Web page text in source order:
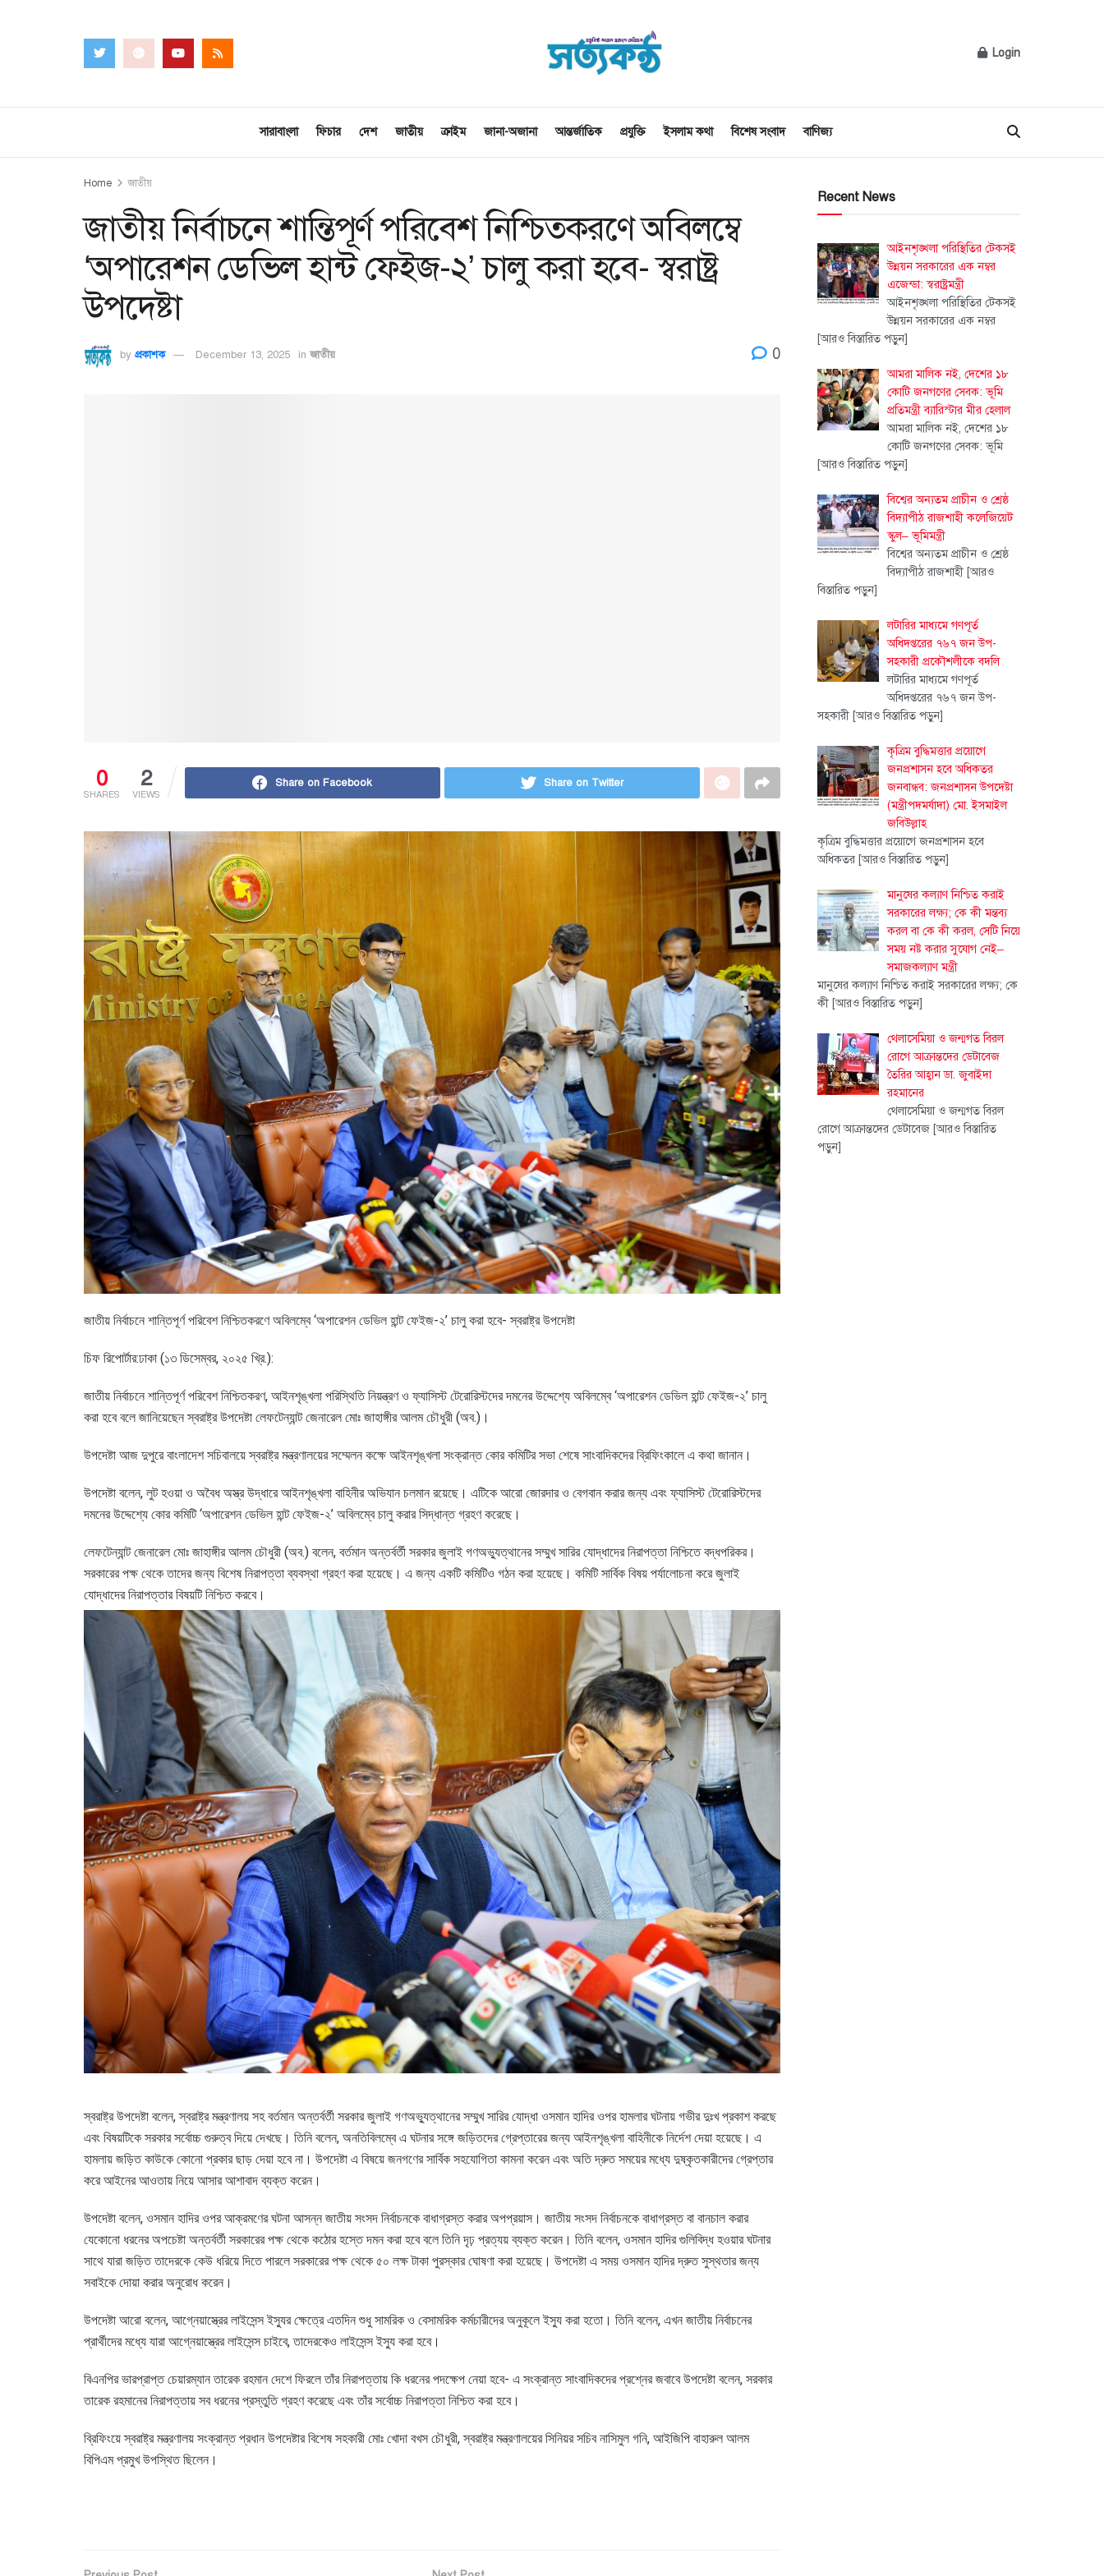
Login
সারাবাংলা ফিচার দেশ জাতীয় ক্রাইম জানা-অজানা আন্তর্জাতিক প্রযুক্তি ইসলাম কথা বিশেষ সংবাদ বাণিজ্য
Home জাতীয়
জাতীয় নির্বাচনে শান্তিপূর্ণ পরিবেশ নিশ্চিতকরণে অবিলম্বে
‘অপারেশন ডেভিল হান্ট ফেইজ-২’ চালু করা হবে- স্বরাষ্ট্র
উপদেষ্টা
by প্রকাশক December 13, 2025 in জাতীয় 0
0
SHARES
2
VIEWS
Share on Facebook Share on Twitter
জাতীয় নির্বাচনে শান্তিপূর্ণ পরিবেশ নিশ্চিতকরণে অবিলম্বে ‘অপারেশন ডেভিল হান্ট ফেইজ-২’ চালু করা হবে- স্বরাষ্ট্র উপদেষ্টা
চিফ রিপোর্টার:ঢাকা (১৩ ডিসেম্বর, ২০২৫ খ্রি.):
জাতীয় নির্বাচনে শান্তিপূর্ণ পরিবেশ নিশ্চিতকরণ, আইনশৃঙ্খলা পরিস্থিতি নিয়ন্ত্রণ ও ফ্যাসিস্ট টেরোরিস্টদের দমনের উদ্দেশ্যে অবিলম্বে ‘অপারেশন ডেভিল হান্ট ফেইজ-২’ চালু
করা হবে বলে জানিয়েছেন স্বরাষ্ট্র উপদেষ্টা লেফটেন্যান্ট জেনারেল মোঃ জাহাঙ্গীর আলম চৌধুরী (অব.)।
উপদেষ্টা আজ দুপুরে বাংলাদেশ সচিবালয়ে স্বরাষ্ট্র মন্ত্রণালয়ের সম্মেলন কক্ষে আইনশৃঙ্খলা সংক্রান্ত কোর কমিটির সভা শেষে সাংবাদিকদের ব্রিফিংকালে এ কথা জানান।
উপদেষ্টা বলেন, লুট হওয়া ও অবৈধ অস্ত্র উদ্ধারে আইনশৃঙ্খলা বাহিনীর অভিযান চলমান রয়েছে। এটিকে আরো জোরদার ও বেগবান করার জন্য এবং ফ্যাসিস্ট টেরোরিস্টদের
দমনের উদ্দেশ্যে কোর কমিটি ‘অপারেশন ডেভিল হান্ট ফেইজ-২’ অবিলম্বে চালু করার সিদ্ধান্ত গ্রহণ করেছে।
লেফটেন্যান্ট জেনারেল মোঃ জাহাঙ্গীর আলম চৌধুরী (অব.) বলেন, বর্তমান অন্তর্বর্তী সরকার জুলাই গণঅভ্যুত্থানের সম্মুখ সারির যোদ্ধাদের নিরাপত্তা নিশ্চিতে বদ্ধপরিকর।
সরকারের পক্ষ থেকে তাদের জন্য বিশেষ নিরাপত্তা ব্যবস্থা গ্রহণ করা হয়েছে। এ জন্য একটি কমিটিও গঠন করা হয়েছে। কমিটি সার্বিক বিষয় পর্যালোচনা করে জুলাই
যোদ্ধাদের নিরাপত্তার বিষয়টি নিশ্চিত করবে।
স্বরাষ্ট্র উপদেষ্টা বলেন, স্বরাষ্ট্র মন্ত্রণালয় সহ বর্তমান অন্তর্বর্তী সরকার জুলাই গণঅভ্যুত্থানের সম্মুখ সারির যোদ্ধা ওসমান হাদির ওপর হামলার ঘটনায় গভীর দুঃখ প্রকাশ করছে
এবং বিষয়টিকে সরকার সর্বোচ্চ গুরুত্ব দিয়ে দেখছে। তিনি বলেন, অনতিবিলম্বে এ ঘটনার সঙ্গে জড়িতদের গ্রেপ্তারের জন্য আইনশৃঙ্খলা বাহিনীকে নির্দেশ দেয়া হয়েছে। এ
হামলায় জড়িত কাউকে কোনো প্রকার ছাড় দেয়া হবে না। উপদেষ্টা এ বিষয়ে জনগণের সার্বিক সহযোগিতা কামনা করেন এবং অতি দ্রুত সময়ের মধ্যে দুষ্কৃতকারীদের গ্রেপ্তার
করে আইনের আওতায় নিয়ে আসার আশাবাদ ব্যক্ত করেন।
উপদেষ্টা বলেন, ওসমান হাদির ওপর আক্রমণের ঘটনা আসন্ন জাতীয় সংসদ নির্বাচনকে বাধাগ্রস্ত করার অপপ্রয়াস। জাতীয় সংসদ নির্বাচনকে বাধাগ্রস্ত বা বানচাল করার
যেকোনো ধরনের অপচেষ্টা অন্তর্বর্তী সরকারের পক্ষ থেকে কঠোর হস্তে দমন করা হবে বলে তিনি দৃঢ় প্রত্যয় ব্যক্ত করেন। তিনি বলেন, ওসমান হাদির গুলিবিদ্ধ হওয়ার ঘটনার
সাথে যারা জড়িত তাদেরকে কেউ ধরিয়ে দিতে পারলে সরকারের পক্ষ থেকে ৫০ লক্ষ টাকা পুরস্কার ঘোষণা করা হয়েছে। উপদেষ্টা এ সময় ওসমান হাদির দ্রুত সুস্থতার জন্য
সবাইকে দোয়া করার অনুরোধ করেন।
উপদেষ্টা আরো বলেন, আগ্নেয়াস্ত্রের লাইসেন্স ইস্যুর ক্ষেত্রে এতদিন শুধু সামরিক ও বেসামরিক কর্মচারীদের অনুকূলে ইস্যু করা হতো। তিনি বলেন, এখন জাতীয় নির্বাচনের
প্রার্থীদের মধ্যে যারা আগ্নেয়াস্ত্রের লাইসেন্স চাইবে, তাদেরকেও লাইসেন্স ইস্যু করা হবে।
বিএনপির ভারপ্রাপ্ত চেয়ারম্যান তারেক রহমান দেশে ফিরলে তাঁর নিরাপত্তায় কি ধরনের পদক্ষেপ নেয়া হবে- এ সংক্রান্ত সাংবাদিকদের প্রশ্নের জবাবে উপদেষ্টা বলেন, সরকার
তারেক রহমানের নিরাপত্তায় সব ধরনের প্রস্তুতি গ্রহণ করেছে এবং তাঁর সর্বোচ্চ নিরাপত্তা নিশ্চিত করা হবে।
ব্রিফিংয়ে স্বরাষ্ট্র মন্ত্রণালয় সংক্রান্ত প্রধান উপদেষ্টার বিশেষ সহকারী মোঃ খোদা বখস চৌধুরী, স্বরাষ্ট্র মন্ত্রণালয়ের সিনিয়র সচিব নাসিমুল গনি, আইজিপি বাহারুল আলম
বিপিএম প্রমুখ উপস্থিত ছিলেন।
Recent News
আইনশৃঙ্খলা পরিস্থিতির টেকসই
উন্নয়ন সরকারের এক নম্বর
এজেন্ডা: স্বরাষ্ট্রমন্ত্রী
আইনশৃঙ্খলা পরিস্থিতির টেকসই
উন্নয়ন সরকারের এক নম্বর
[আরও বিস্তারিত পড়ুন]
আমরা মালিক নই, দেশের ১৮
কোটি জনগণের সেবক: ভূমি
প্রতিমন্ত্রী ব্যারিস্টার মীর হেলাল
আমরা মালিক নই, দেশের ১৮
কোটি জনগণের সেবক: ভূমি
[আরও বিস্তারিত পড়ুন]
বিশ্বের অন্যতম প্রাচীন ও শ্রেষ্ঠ
বিদ্যাপীঠ রাজশাহী কলেজিয়েট
স্কুল– ভূমিমন্ত্রী
বিশ্বের অন্যতম প্রাচীন ও শ্রেষ্ঠ
বিদ্যাপীঠ রাজশাহী [আরও
বিস্তারিত পড়ুন]
লটারির মাধ্যমে গণপূর্ত
অধিদপ্তরের ৭৬৭ জন উপ-
সহকারী প্রকৌশলীকে বদলি
লটারির মাধ্যমে গণপূর্ত
অধিদপ্তরের ৭৬৭ জন উপ-
সহকারী [আরও বিস্তারিত পড়ুন]
কৃত্রিম বুদ্ধিমত্তার প্রয়োগে
জনপ্রশাসন হবে অধিকতর
জনবান্ধব: জনপ্রশাসন উপদেষ্টা
(মন্ত্রীপদমর্যাদা) মো. ইসমাইল
জবিউল্লাহ
কৃত্রিম বুদ্ধিমত্তার প্রয়োগে জনপ্রশাসন হবে
অধিকতর [আরও বিস্তারিত পড়ুন]
মানুষের কল্যাণ নিশ্চিত করাই
সরকারের লক্ষ্য; কে কী মন্তব্য
করল বা কে কী করল, সেটি নিয়ে
সময় নষ্ট করার সুযোগ নেই–
সমাজকল্যাণ মন্ত্রী
মানুষের কল্যাণ নিশ্চিত করাই সরকারের লক্ষ্য; কে
কী [আরও বিস্তারিত পড়ুন]
থেলাসেমিয়া ও জন্মগত বিরল
রোগে আক্রান্তদের ডেটাবেজ
তৈরির আহ্বান ডা. জুবাইদা
রহমানের
থেলাসেমিয়া ও জন্মগত বিরল
রোগে আক্রান্তদের ডেটাবেজ [আরও বিস্তারিত
পড়ুন]